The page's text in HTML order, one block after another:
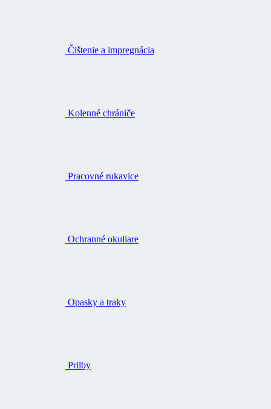
Čištenie a impregnácia
Kolenné chrániče
Pracovné rukavice
Ochranné okuliare
Opasky a traky
Prilby